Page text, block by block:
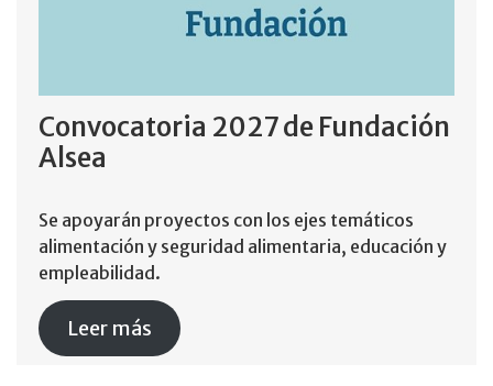
Convocatoria 2027 de Fundación
Alsea
Se apoyarán proyectos con los ejes temáticos
alimentación y seguridad alimentaria, educación y
empleabilidad.
Leer más